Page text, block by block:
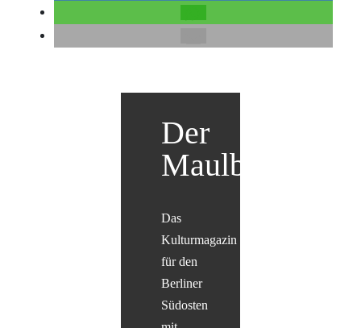
Der
Maulbär
Das
Kulturmagazin
für den
Berliner
Südosten